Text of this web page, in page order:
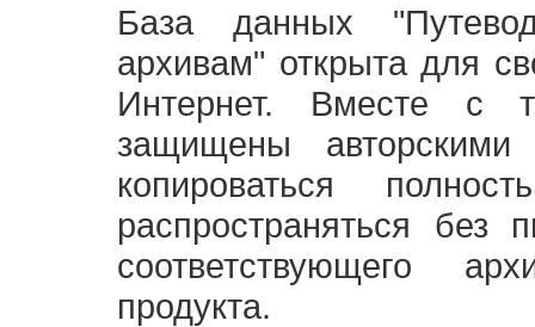
База данных
архивам" открыта для
Интернет. Вместе с
защищены
копироваться
распространяться без
соответствующего
продукта.